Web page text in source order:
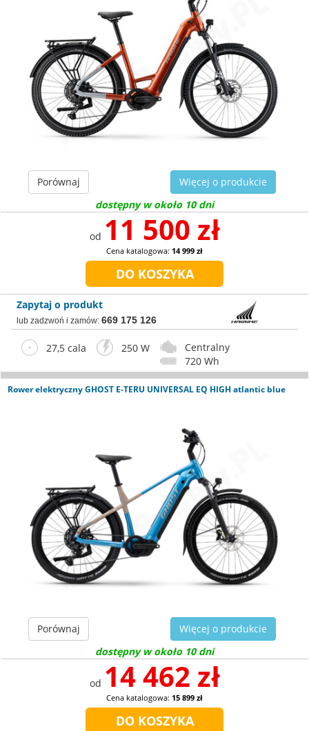
Porównaj
Więcej o produkcie
dostępny w około 10 dni
od 11 500 zł
Cena katalogowa: 14 999 zł
Zapytaj o produkt
lub zadzwoń i zamów: 669 175 126
27,5 cala 250 W
Centralny
720 Wh
Rower elektryczny GHOST E-TERU UNIVERSAL EQ HIGH atlantic blue
Porównaj
Więcej o produkcie
dostępny w około 10 dni
od 14 462 zł
Cena katalogowa: 15 899 zł